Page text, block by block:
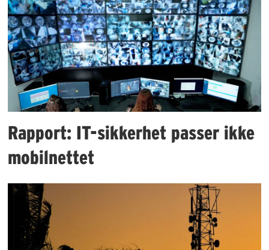
Rapport: IT-sikkerhet passer ikke
mobilnettet